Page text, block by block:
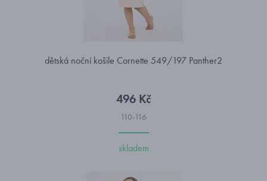
dětská noční košile Cornette 549/197 Panther2
496 Kč
110-116
skladem